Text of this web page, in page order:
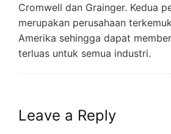
Cromwell dan Grainger. Kedua
merupakan perusahaan
Amerika sehingga dapat
terluas untuk semua industri.
Leave a Reply